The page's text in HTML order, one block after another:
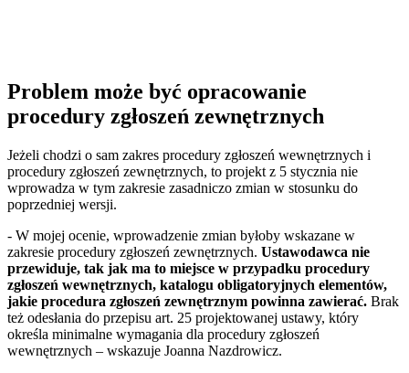
Problem może być opracowanie
procedury zgłoszeń zewnętrznych
Jeżeli chodzi o sam zakres procedury zgłoszeń wewnętrznych i
procedury zgłoszeń zewnętrznych, to projekt z 5 stycznia nie
wprowadza w tym zakresie zasadniczo zmian w stosunku do
poprzedniej wersji.
- W mojej ocenie, wprowadzenie zmian byłoby wskazane w
zakresie procedury zgłoszeń zewnętrznych. Ustawodawca nie
przewiduje, tak jak ma to miejsce w przypadku procedury
zgłoszeń wewnętrznych, katalogu obligatoryjnych elementów,
jakie procedura zgłoszeń zewnętrznym powinna zawierać. Brak
też odesłania do przepisu art. 25 projektowanej ustawy, który
określa minimalne wymagania dla procedury zgłoszeń
wewnętrznych – wskazuje Joanna Nazdrowicz.